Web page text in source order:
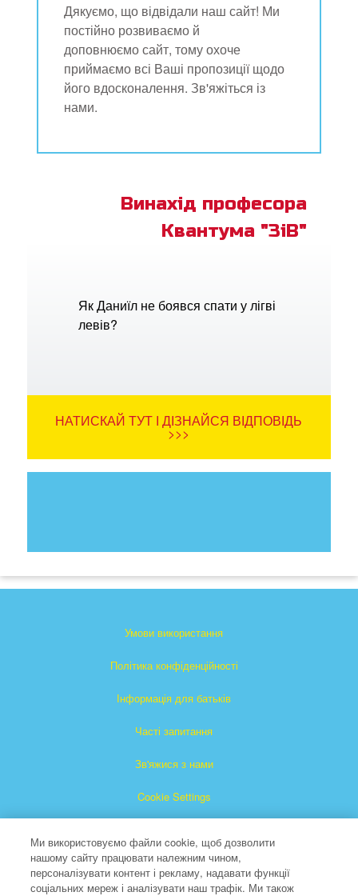
Дякуємо, що відвідали наш сайт! Ми
постійно розвиваємо й
доповнюємо сайт, тому охоче
приймаємо всі Ваші пропозиції щодо
його вдосконалення. Зв'яжіться із
нами.
Винахід професора
Квантума "ЗіВ"
Як Даниїл не боявся спати у лігві
левів?
НАТИСКАЙ ТУТ І ДІЗНАЙСЯ ВІДПОВІДЬ
>>>
Умови використання
Політика конфіденційності
Інформація для батьків
Часті запитання
Зв'яжися з нами
Cookie Settings
Ми використовуємо файли cookie, щоб дозволити
нашому сайту працювати належним чином,
персоналізувати контент і рекламу, надавати функції
соціальних мереж і аналізувати наш трафік. Ми також